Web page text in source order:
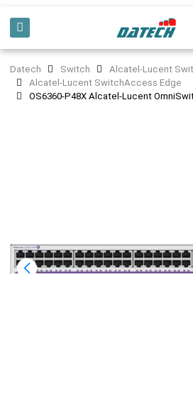
Datech Switch
Alcatel-Lucent
Alcatel-Lucent SwitchAccess Edge
OS6360-P48X Alcatel-Lucent